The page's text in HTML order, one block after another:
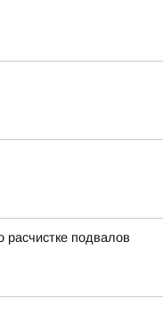
подвалов